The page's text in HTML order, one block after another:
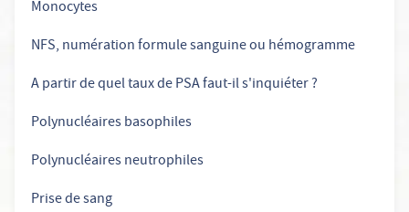
Monocytes
NFS, numération formule sanguine ou hémogramme
A partir de quel taux de PSA faut-il s'inquiéter ?
Polynucléaires basophiles
Polynucléaires neutrophiles
Prise de sang